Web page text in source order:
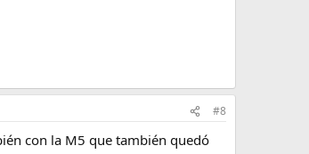
#8
con la M5 que también quedó